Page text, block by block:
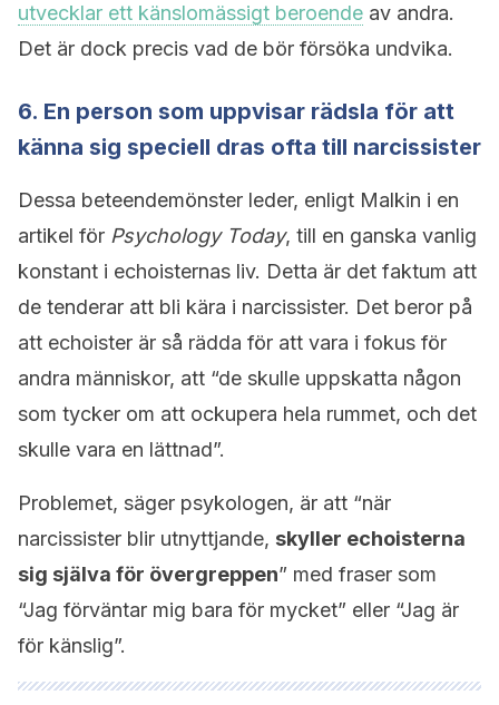
utvecklar ett känslomässigt beroende av andra.
Det är dock precis vad de bör försöka undvika.
6. En person som uppvisar rädsla för att
känna sig speciell dras ofta till narcissister
Dessa beteendemönster leder, enligt Malkin i en
artikel för Psychology Today, till en ganska vanlig
konstant i echoisternas liv. Detta är det faktum att
de tenderar att bli kära i narcissister. Det beror på
att echoister är så rädda för att vara i fokus för
andra människor, att “de skulle uppskatta någon
som tycker om att ockupera hela rummet, och det
skulle vara en lättnad”.
Problemet, säger psykologen, är att “när
narcissister blir utnyttjande, skyller echoisterna
sig själva för övergreppen” med fraser som
“Jag förväntar mig bara för mycket” eller “Jag är
för känslig”.